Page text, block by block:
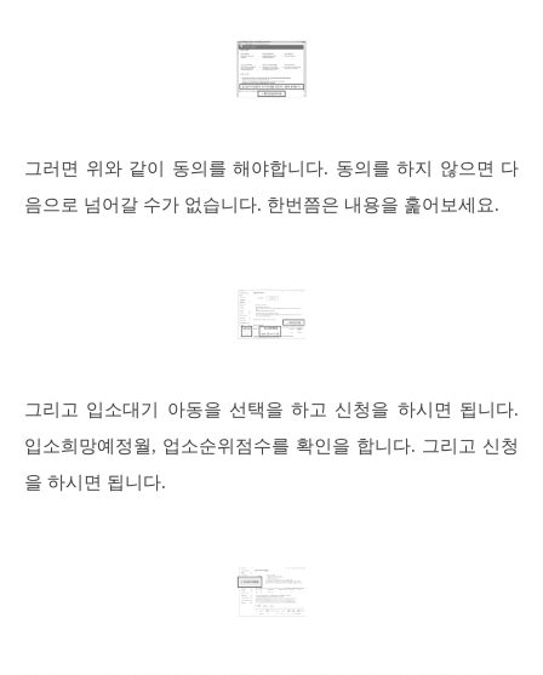
그러면 위와 같이 동의를 해야합니다. 동의를 하지 않으면 다
음으로 넘어갈 수가 없습니다. 한번쯤은 내용을 훑어보세요.
그리고 입소대기 아동을 선택을 하고 신청을 하시면 됩니다.
입소희망예정월, 업소순위점수를 확인을 합니다. 그리고 신청
을 하시면 됩니다.